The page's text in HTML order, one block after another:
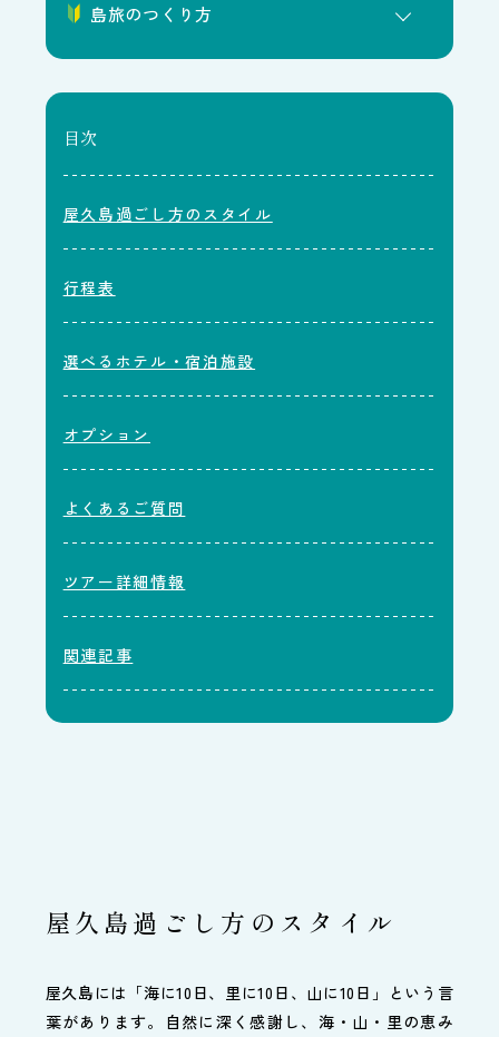
島旅のつくり方
目次
屋久島過ごし方のスタイル
行程表
選べるホテル・宿泊施設
オプション
よくあるご質問
ツアー詳細情報
関連記事
屋久島過ごし方のスタイル
屋久島には「海に10日、里に10日、山に10日」という言
葉があります。自然に深く感謝し、海・山・里の恵み